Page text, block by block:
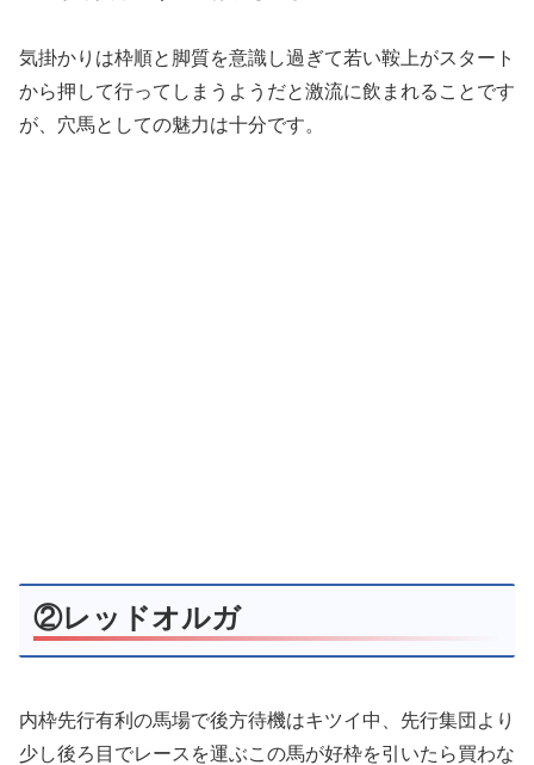
気掛かりは枠順と脚質を意識し過ぎて若い鞍上がスタート
から押して行ってしまうようだと激流に飲まれることです
が、穴馬としての魅力は十分です。
②レッドオルガ
内枠先行有利の馬場で後方待機はキツイ中、先行集団より
少し後ろ目でレースを運ぶこの馬が好枠を引いたら買わな